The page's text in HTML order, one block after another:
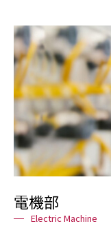
電機部
Electric Machine